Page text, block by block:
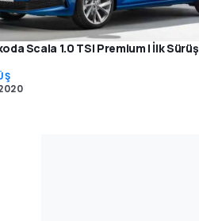
Scala 1.0 TSI Premium | İlk Sürüş